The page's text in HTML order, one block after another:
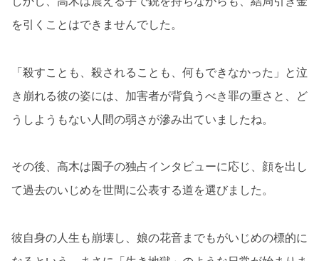
を引くことはできませんでした。
「殺すことも、殺されることも、何もできなかった」と泣
き崩れる彼の姿には、加害者が背負うべき罪の重さと、ど
うしようもない人間の弱さが滲み出ていましたね。
その後、高木は園子の独占インタビューに応じ、顔を出し
て過去のいじめを世間に公表する道を選びました。
彼自身の人生も崩壊し、娘の花音までもがいじめの標的に